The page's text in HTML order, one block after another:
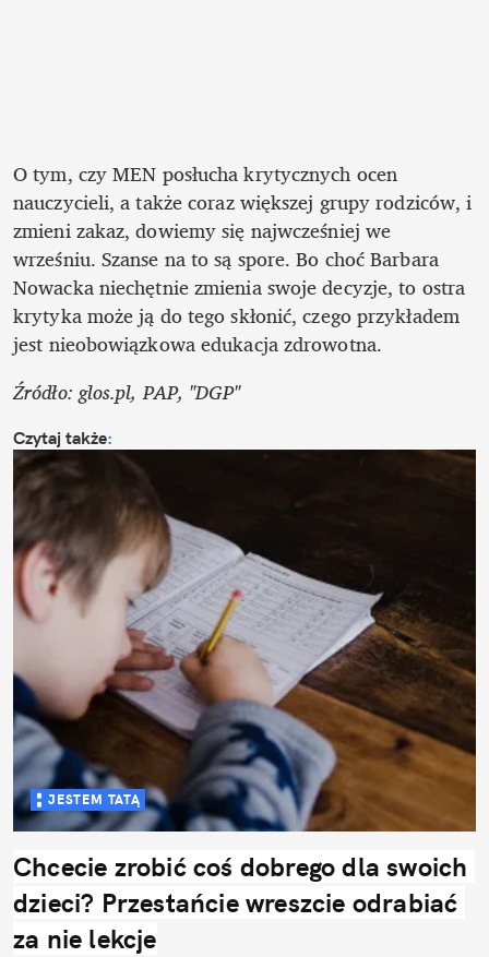
O tym, czy MEN posłucha krytycznych ocen
nauczycieli, a także coraz większej grupy rodziców, i
zmieni zakaz, dowiemy się najwcześniej we
wrześniu. Szanse na to są spore. Bo choć Barbara
Nowacka niechętnie zmienia swoje decyzje, to ostra
krytyka może ją do tego skłonić, czego przykładem
jest nieobowiązkowa edukacja zdrowotna.
Źródło: glos.pl, PAP, "DGP"
Czytaj także:
JESTEM TATĄ
Chcecie zrobić coś dobrego dla swoich
dzieci? Przestańcie wreszcie odrabiać
za nie lekcje